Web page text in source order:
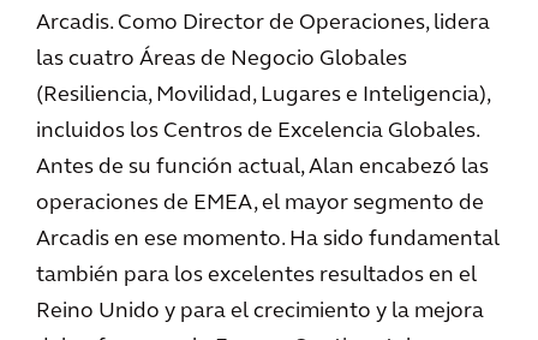
Arcadis. Como Director de Operaciones, lidera
las cuatro Áreas de Negocio Globales
(Resiliencia, Movilidad, Lugares e Inteligencia),
incluidos los Centros de Excelencia Globales.
Antes de su función actual, Alan encabezó las
operaciones de EMEA, el mayor segmento de
Arcadis en ese momento. Ha sido fundamental
también para los excelentes resultados en el
Reino Unido y para el crecimiento y la mejora